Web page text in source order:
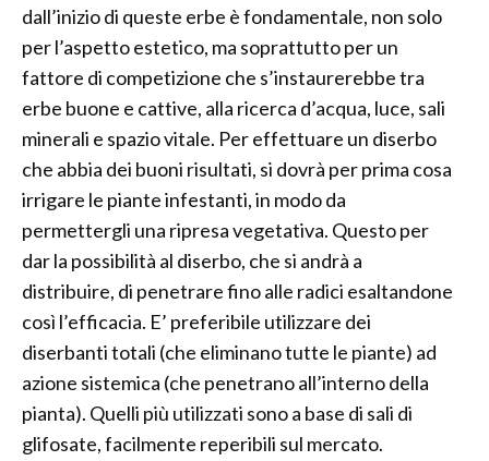
dall’inizio di queste erbe è fondamentale, non solo
per l’aspetto estetico, ma soprattutto per un
fattore di competizione che s’instaurerebbe tra
erbe buone e cattive, alla ricerca d’acqua, luce, sali
minerali e spazio vitale. Per effettuare un diserbo
che abbia dei buoni risultati, si dovrà per prima cosa
irrigare le piante infestanti, in modo da
permettergli una ripresa vegetativa. Questo per
dar la possibilità al diserbo, che si andrà a
distribuire, di penetrare fino alle radici esaltandone
così l’efficacia. E’ preferibile utilizzare dei
diserbanti totali (che eliminano tutte le piante) ad
azione sistemica (che penetrano all’interno della
pianta). Quelli più utilizzati sono a base di sali di
glifosate, facilmente reperibili sul mercato.